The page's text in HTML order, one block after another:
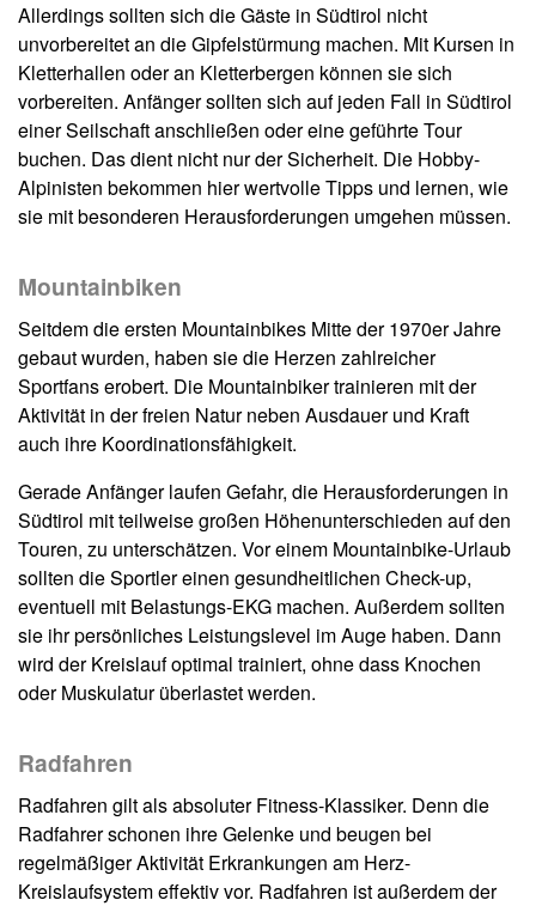
Allerdings sollten sich die Gäste in Südtirol nicht
unvorbereitet an die Gipfelstürmung machen. Mit Kursen in
Kletterhallen oder an Kletterbergen können sie sich
vorbereiten. Anfänger sollten sich auf jeden Fall in Südtirol
einer Seilschaft anschließen oder eine geführte Tour
buchen. Das dient nicht nur der Sicherheit. Die Hobby-
Alpinisten bekommen hier wertvolle Tipps und lernen, wie
sie mit besonderen Herausforderungen umgehen müssen.
Mountainbiken
Seitdem die ersten Mountainbikes Mitte der 1970er Jahre
gebaut wurden, haben sie die Herzen zahlreicher
Sportfans erobert. Die Mountainbiker trainieren mit der
Aktivität in der freien Natur neben Ausdauer und Kraft
auch ihre Koordinationsfähigkeit.
Gerade Anfänger laufen Gefahr, die Herausforderungen in
Südtirol mit teilweise großen Höhenunterschieden auf den
Touren, zu unterschätzen. Vor einem Mountainbike-Urlaub
sollten die Sportler einen gesundheitlichen Check-up,
eventuell mit Belastungs-EKG machen. Außerdem sollten
sie ihr persönliches Leistungslevel im Auge haben. Dann
wird der Kreislauf optimal trainiert, ohne dass Knochen
oder Muskulatur überlastet werden.
Radfahren
Radfahren gilt als absoluter Fitness-Klassiker. Denn die
Radfahrer schonen ihre Gelenke und beugen bei
regelmäßiger Aktivität Erkrankungen am Herz-
Kreislaufsystem effektiv vor. Radfahren ist außerdem der